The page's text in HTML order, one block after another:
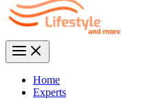
Home
Experts